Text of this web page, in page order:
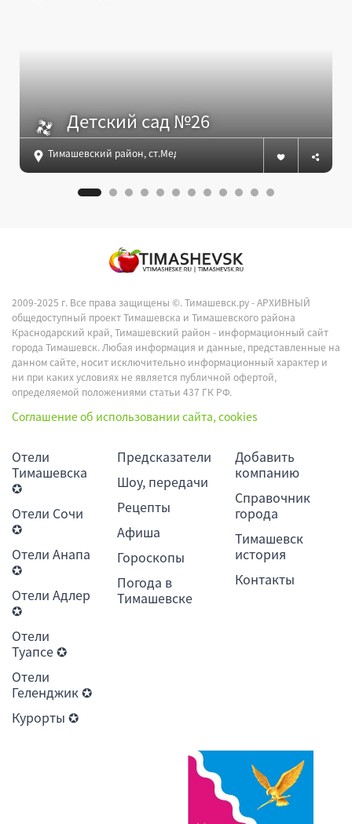
Детский сад №26
Тимашевский район, ст.Медведовская, ул.Продольная, 29
2009-2025 г. Все права защищены ©.Тимашевск.ру - АРХИВНЫЙ
общедоступный проект Тимашевска и Тимашевского района
Краснодарский край, Тимашевский район - информационный сайт
города Тимашевск. Любая информация и данные, представленные на
данном сайте, носит исключительно информационный характер и
ни при каких условиях не является публичной офертой,
определяемой положениями статьи 437 ГК РФ.
Соглашение об использовании сайта, cookies
Отели
Тимашевска
✪
Отели Сочи
✪
Отели Анапа
✪
Отели Адлер
✪
Отели
Туапсе ✪
Отели
Геленджик ✪
Курорты ✪
Предсказатели
Шоу, передачи
Рецепты
Афиша
Гороскопы
Погода в
Тимашевске
Добавить
компанию
Справочник
города
Тимашевск
история
Контакты